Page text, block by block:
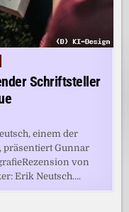
Schriftsteller
einem der
präsentiert Gunnar
von
Erik Neutsch….